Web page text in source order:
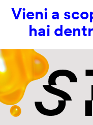
Vieni a
hai